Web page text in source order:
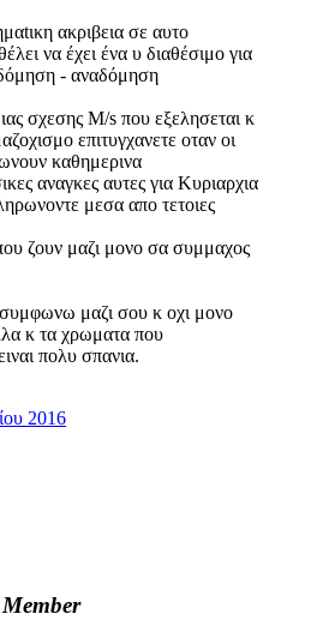
ακριβεια σε αυτο
να έχει ένα υ διαθέσιμο για
- αναδόμηση
σχεσης Μ/s που εξελησεται κ
επιτυγχανετε οταν οι
καθημερινα
αναγκες αυτες για Κυριαρχια
μεσα απο τετοιες
ζουν μαζι μονο σα συμμαχος
μαζι σου κ οχι μονο
κ τα χρωματα που
πολυ σπανια.
2016